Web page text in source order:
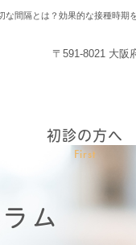
な間隔とは？効果的な接種時
〒591-8021 大阪
初診の方へ
First
ム